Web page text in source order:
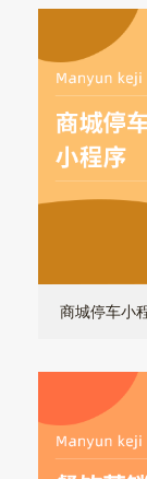
商城停车小